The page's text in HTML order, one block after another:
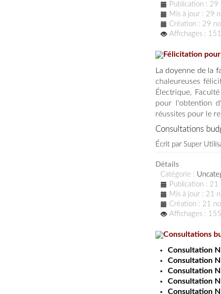
Publication :
Mis à jour : 29
Création : 29
Affichages :
Félicitation
La doyenne de la
chaleureuses
Électrique,
pour l'obtention
réussites pour le
Consultations
Écrit par Super
Détails
Catégorie :
Publication :
Mis à jour : 21
Création : 21
Affichages :
Consultations
Consultation
Consultation
Consultation
Consultation
Consultation